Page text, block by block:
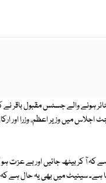
ہونے والے جسٹس مقبول باقر نے
اجلاس میں وزیر اعظم، وزرا اور
کہ آ کر بیٹھ جائیں اور بے عزت
ہے۔ سینیٹ میں بھی یہ حال ہے کہ